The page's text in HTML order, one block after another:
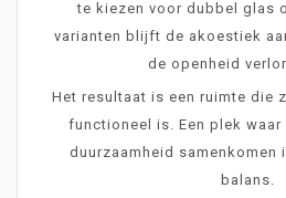
te kiezen voor dubbel glas
varianten blijft de akoestiek
de openheid
Het resultaat is een ruimte die
functioneel is. Een plek
duurzaamheid samenkomen
balans.